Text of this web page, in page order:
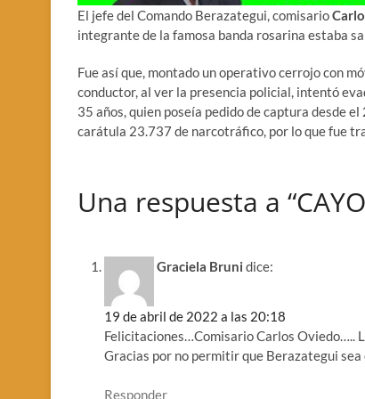
El jefe del Comando Berazategui, comisario
integrante de la famosa banda rosarina estaba
Fue así que, montado un operativo cerrojo con
conductor, al ver la presencia policial, intentó
35 años, quien poseía pedido de captura desde
carátula 23.737 de narcotráfico, por lo que fue
Una respuesta a
Graciela Bruni dice:
19 de abril de 2022 a las 20:18
Felicitaciones…Comisario Carlos Oviedo…..
Gracias por no permitir que Berazategui
Responder